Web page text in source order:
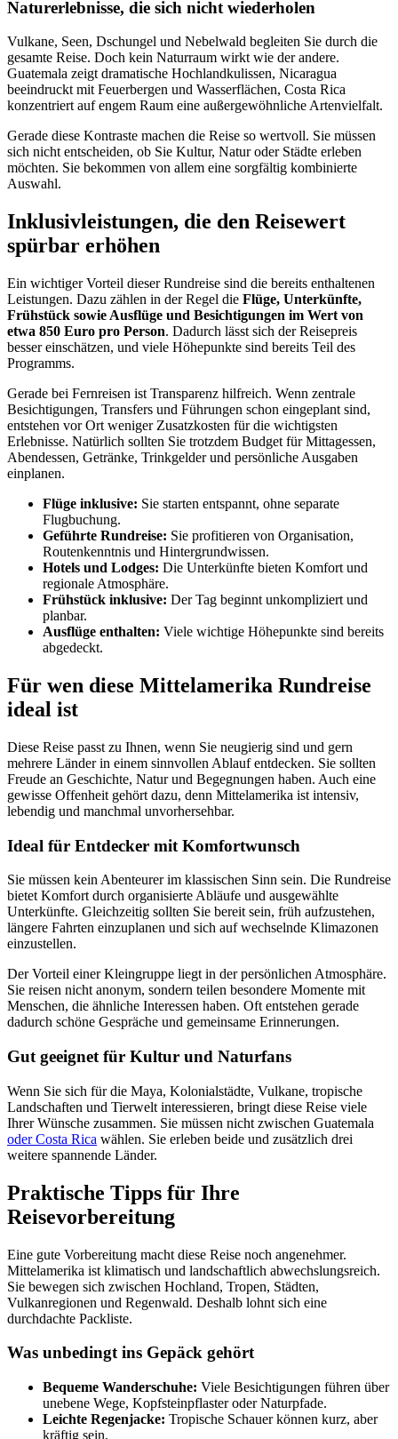
Naturerlebnisse, die sich nicht wiederholen
Vulkane, Seen, Dschungel und Nebelwald begleiten Sie durch die
gesamte Reise. Doch kein Naturraum wirkt wie der andere.
Guatemala zeigt dramatische Hochlandkulissen, Nicaragua
beeindruckt mit Feuerbergen und Wasserflächen, Costa Rica
konzentriert auf engem Raum eine außergewöhnliche Artenvielfalt.
Gerade diese Kontraste machen die Reise so wertvoll. Sie müssen
sich nicht entscheiden, ob Sie Kultur, Natur oder Städte erleben
möchten. Sie bekommen von allem eine sorgfältig kombinierte
Auswahl.
Inklusivleistungen, die den Reisewert
spürbar erhöhen
Ein wichtiger Vorteil dieser Rundreise sind die bereits enthaltenen
Leistungen. Dazu zählen in der Regel die Flüge, Unterkünfte,
Frühstück sowie Ausflüge und Besichtigungen im Wert von
etwa 850 Euro pro Person. Dadurch lässt sich der Reisepreis
besser einschätzen, und viele Höhepunkte sind bereits Teil des
Programms.
Gerade bei Fernreisen ist Transparenz hilfreich. Wenn zentrale
Besichtigungen, Transfers und Führungen schon eingeplant sind,
entstehen vor Ort weniger Zusatzkosten für die wichtigsten
Erlebnisse. Natürlich sollten Sie trotzdem Budget für Mittagessen,
Abendessen, Getränke, Trinkgelder und persönliche Ausgaben
einplanen.
Flüge inklusive: Sie starten entspannt, ohne separate
Flugbuchung.
Geführte Rundreise: Sie profitieren von Organisation,
Routenkenntnis und Hintergrundwissen.
Hotels und Lodges: Die Unterkünfte bieten Komfort und
regionale Atmosphäre.
Frühstück inklusive: Der Tag beginnt unkompliziert und
planbar.
Ausflüge enthalten: Viele wichtige Höhepunkte sind bereits
abgedeckt.
Für wen diese Mittelamerika Rundreise
ideal ist
Diese Reise passt zu Ihnen, wenn Sie neugierig sind und gern
mehrere Länder in einem sinnvollen Ablauf entdecken. Sie sollten
Freude an Geschichte, Natur und Begegnungen haben. Auch eine
gewisse Offenheit gehört dazu, denn Mittelamerika ist intensiv,
lebendig und manchmal unvorhersehbar.
Ideal für Entdecker mit Komfortwunsch
Sie müssen kein Abenteurer im klassischen Sinn sein. Die Rundreise
bietet Komfort durch organisierte Abläufe und ausgewählte
Unterkünfte. Gleichzeitig sollten Sie bereit sein, früh aufzustehen,
längere Fahrten einzuplanen und sich auf wechselnde Klimazonen
einzustellen.
Der Vorteil einer Kleingruppe liegt in der persönlichen Atmosphäre.
Sie reisen nicht anonym, sondern teilen besondere Momente mit
Menschen, die ähnliche Interessen haben. Oft entstehen gerade
dadurch schöne Gespräche und gemeinsame Erinnerungen.
Gut geeignet für Kultur und Naturfans
Wenn Sie sich für die Maya, Kolonialstädte, Vulkane, tropische
Landschaften und Tierwelt interessieren, bringt diese Reise viele
Ihrer Wünsche zusammen. Sie müssen nicht zwischen Guatemala
oder Costa Rica wählen. Sie erleben beide und zusätzlich drei
weitere spannende Länder.
Praktische Tipps für Ihre
Reisevorbereitung
Eine gute Vorbereitung macht diese Reise noch angenehmer.
Mittelamerika ist klimatisch und landschaftlich abwechslungsreich.
Sie bewegen sich zwischen Hochland, Tropen, Städten,
Vulkanregionen und Regenwald. Deshalb lohnt sich eine
durchdachte Packliste.
Was unbedingt ins Gepäck gehört
Bequeme Wanderschuhe: Viele Besichtigungen führen über
unebene Wege, Kopfsteinpflaster oder Naturpfade.
Leichte Regenjacke: Tropische Schauer können kurz, aber
kräftig sein.